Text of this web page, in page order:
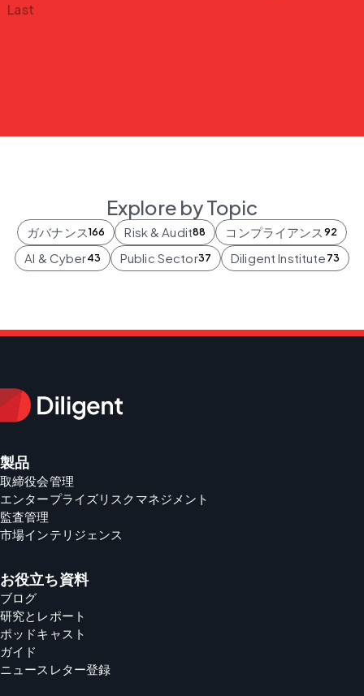
Last
Explore by Topic
ガバナンス166 Risk & Audit88 コンプライアンス 92
AI & Cyber43 Public Sector37 Diligent Institute 73
製品
取締役会管理
エンタープライズリスクマネジメント
監査管理
市場インテリジェンス
お役立ち資料
ブログ
研究とレポート
ポッドキャスト
ガイド
ニュースレター登録